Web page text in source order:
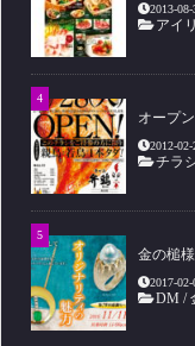
2013-
アイ
オープ
2012-02-
チラ
金の槌
2017-
DM /